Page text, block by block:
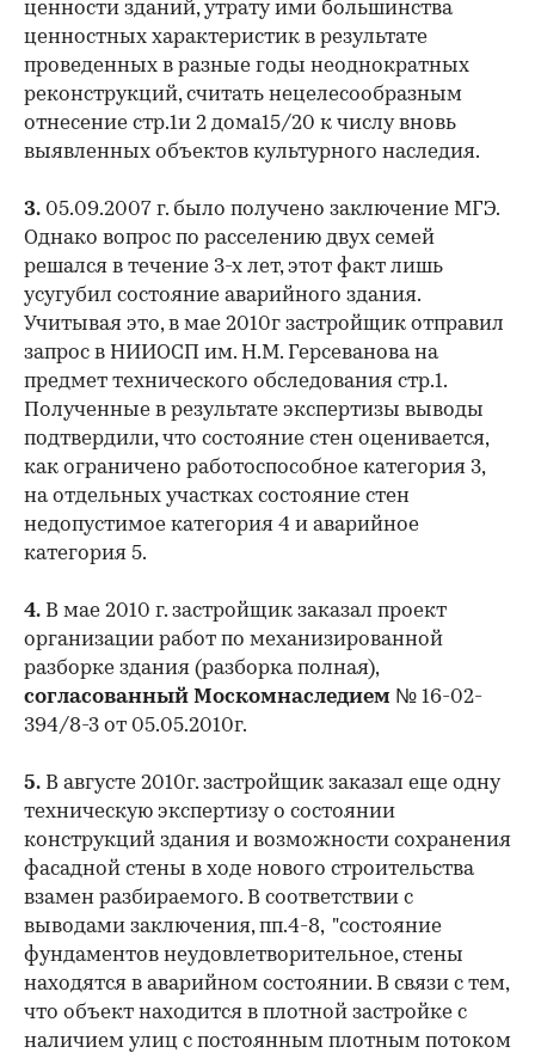
00:00 / 00:00
ценности зданий, утрату ими большинства
ценностных характеристик в результате
проведенных в разные годы неоднократных
реконструкций, считать нецелесообразным
отнесение стр.1и 2 дома15/20 к числу вновь
выявленных объектов культурного наследия.
3. 05.09.2007 г. было получено заключение МГЭ.
Однако вопрос по расселению двух семей
решался в течение 3-х лет, этот факт лишь
усугубил состояние аварийного здания.
Учитывая это, в мае 2010г застройщик отправил
запрос в НИИОСП им. Н.М. Герсеванова на
предмет технического обследования стр.1.
Полученные в результате экспертизы выводы
подтвердили, что состояние стен оценивается,
как ограничено работоспособное категория 3,
на отдельных участках состояние стен
недопустимое категория 4 и аварийное
категория 5.
4. В мае 2010 г. застройщик заказал проект
организации работ по механизированной
разборке здания (разборка полная),
согласованный Москомнаследием № 16-02-
394/8-3 от 05.05.2010г.
5. В августе 2010г. застройщик заказал еще одну
техническую экспертизу о состоянии
конструкций здания и возможности сохранения
фасадной стены в ходе нового строительства
взамен разбираемого. В соответствии с
выводами заключения, пп.4-8, "состояние
фундаментов неудовлетворительное, стены
находятся в аварийном состоянии. В связи с тем,
что объект находится в плотной застройке с
наличием улиц с постоянным плотным потоком